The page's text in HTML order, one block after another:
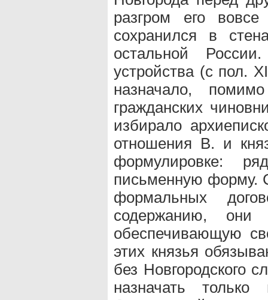
разгром его
сохранился в
остальной
устройства (с пол.
назначало,
гражданских
избирало
отношения В. и
формулировке:
письменную форму.
формальных
содержанию,
обеспечивающую
этих князья
без Новгородского
назначать